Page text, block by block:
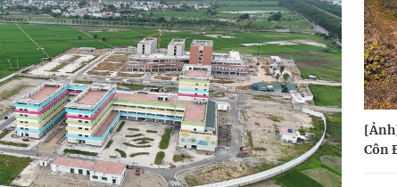
lớn được diễn ra tại Lễ hội sầu riêng 2026
khai các nhiệm vụ trong lĩnh vực cấp cứu, điều trị đột quỵ
đưa sân bay Liên Khương trở lại khai thác vào ngày 19/8
– Doanh nghiệp: Tìm giải pháp tăng cường chống hàng giả
Côn